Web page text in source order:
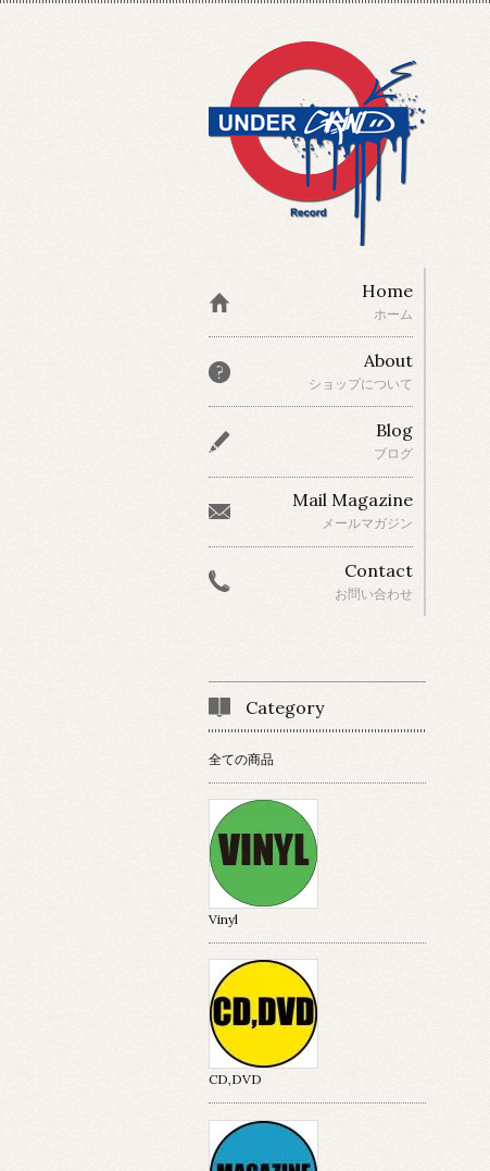
Home
ホーム
About
ショップについて
Blog
ブログ
Mail Magazine
メールマガジン
Contact
お問い合わせ
Category
全ての商品
Vinyl
CD,DVD